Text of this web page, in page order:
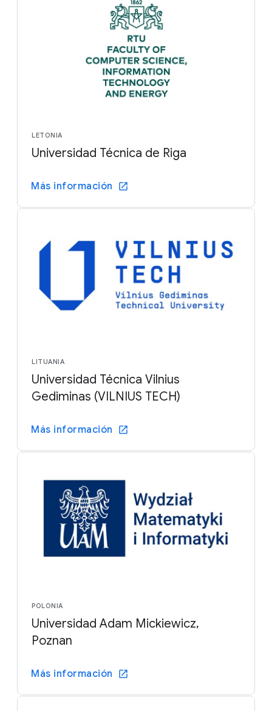
LETONIA
Universidad Técnica de Riga
Más información
LITUANIA
Universidad Técnica Vilnius
Gediminas (VILNIUS TECH)
Más información
POLONIA
Universidad Adam Mickiewicz,
Poznan
Más información